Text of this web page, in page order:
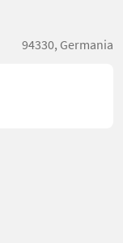
94330, Germania